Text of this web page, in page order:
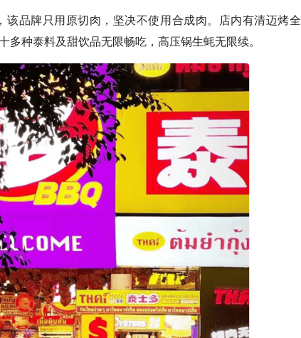
品牌只用原切肉，坚决不使用合成肉。店内有清迈烤全
种泰料及甜饮品无限畅吃，高压锅生蚝无限续。